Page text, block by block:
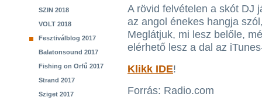
SZIN 2018
VOLT 2018
Fesztiválblog 2017
Balatonsound 2017
Fishing on Orfű 2017
Strand 2017
Sziget 2017
A rövid felvételen a skót DJ
az angol énekes hangja
Meglátjuk, mi lesz belőle,
elérhető lesz a dal az
Klikk IDE!
Forrás: Radio.com